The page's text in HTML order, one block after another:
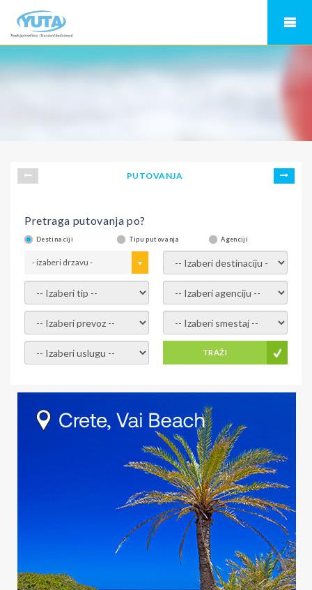
PUTOVANJA
Pretraga putovanja po?
Destinaciji Tipu putovanja Agenciji
- izaberi drzavu - - izaberi destinaciju -
- izaberi tip - - izaberi agenciju -
- izaberi prevoz - - Izaberite smestaj -
- Izaberite uslugu - TRAŽI